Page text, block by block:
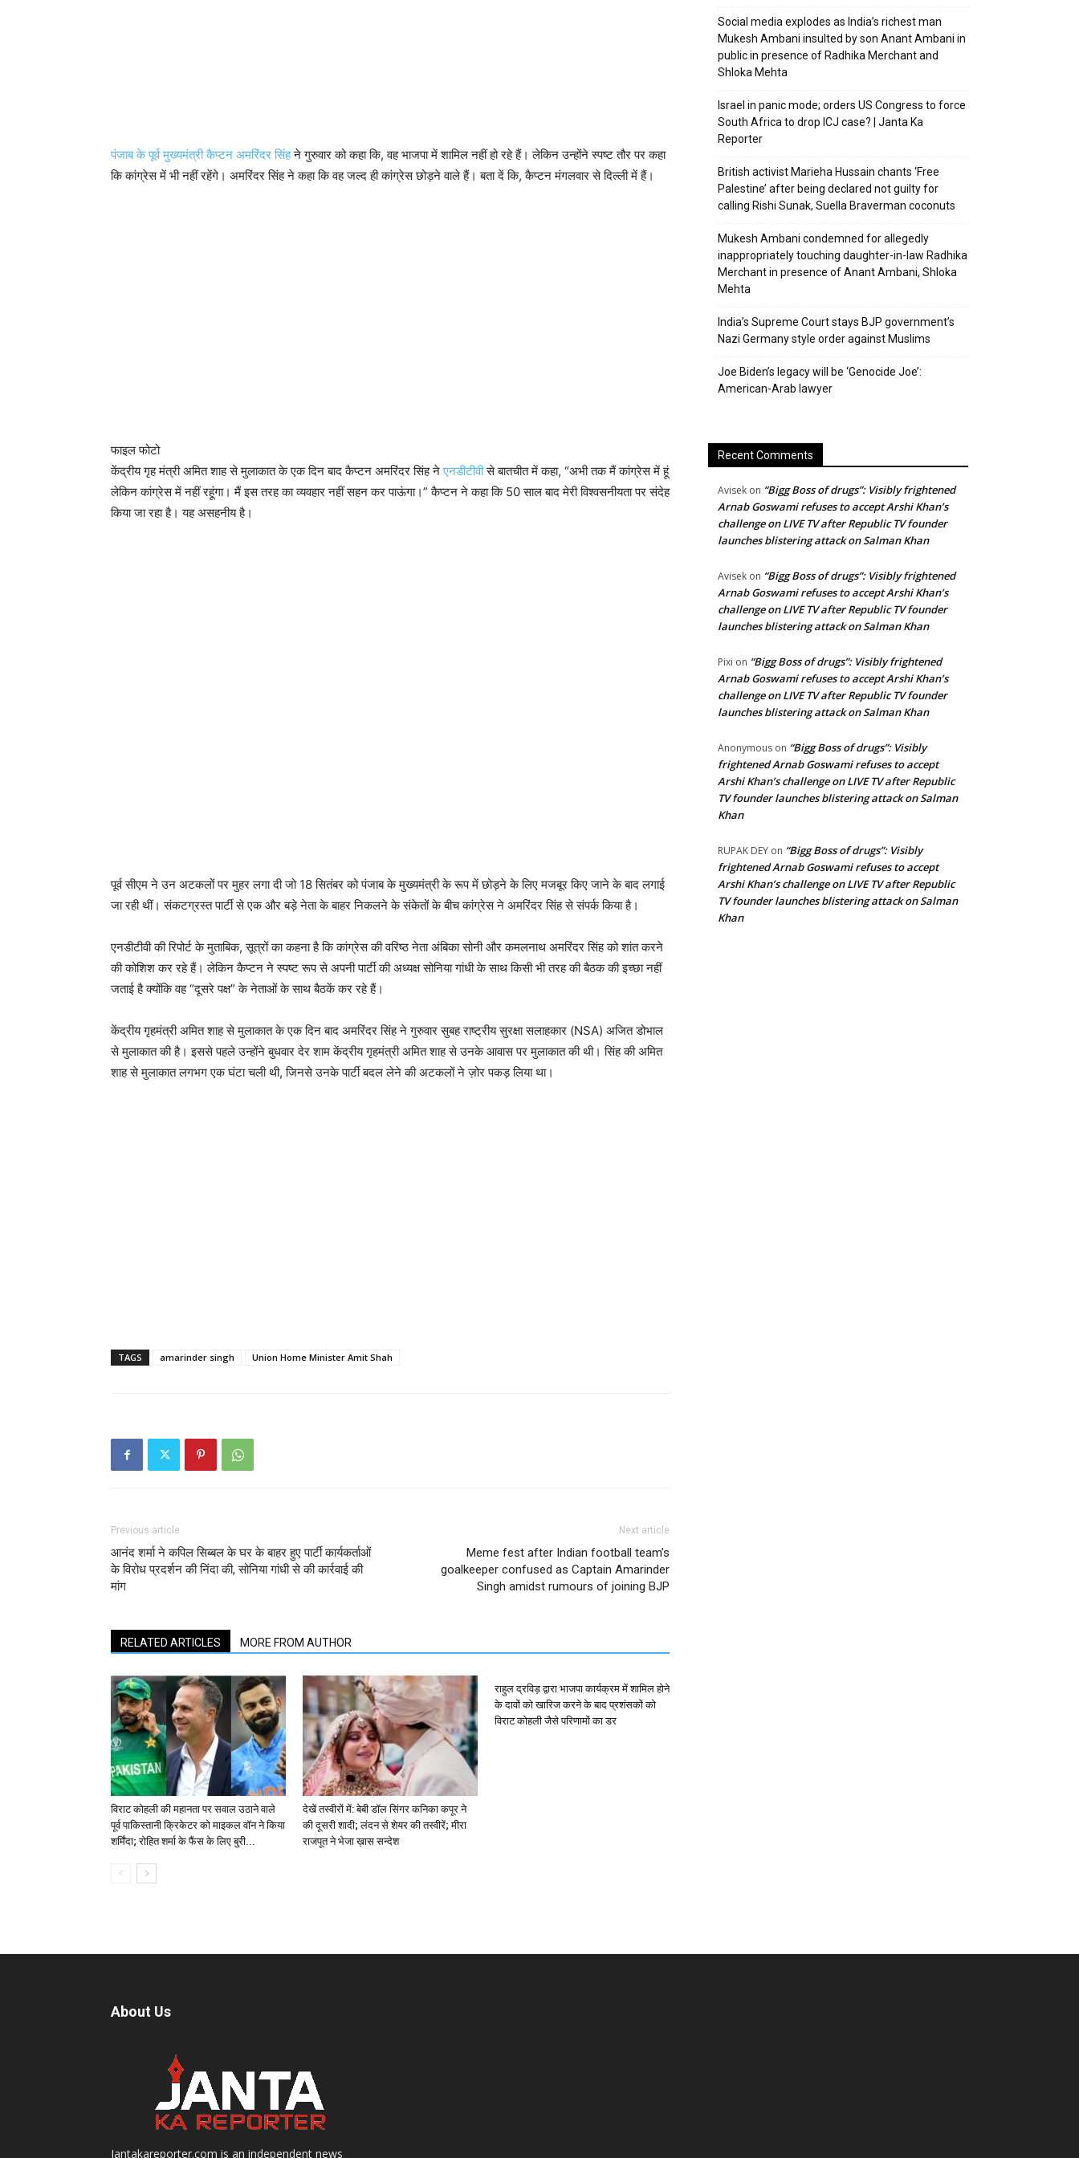
पंजाब के पूर्व मुख्यमंत्री कैप्टन अमरिंदर सिंहने गुरुवार को कहा कि, वह भाजपा में शामिल नहीं हो रहे हैं। लेकिन उन्होंने स्पष्ट तौर पर कहा
कि कांग्रेस में भी नहीं रहेंगे। अमरिंदर सिंह ने कहा कि वह जल्द ही कांग्रेस छोड़ने वाले हैं। बता दें कि, कैप्टन मंगलवार से दिल्ली में हैं।
फाइल फोटो
केंद्रीय गृह मंत्री अमित शाह से मुलाकात के एक दिन बाद कैप्टन अमरिंदर सिंह नेएनडीटीवीसे बातचीत में कहा, “अभी तक मैं कांग्रेस में हूं
लेकिन कांग्रेस में नहीं रहूंगा। मैं इस तरह का व्यवहार नहीं सहन कर पाऊंगा।” कैप्टन ने कहा कि 50 साल बाद मेरी विश्वसनीयता पर संदेह
किया जा रहा है। यह असहनीय है।
पूर्व सीएम ने उन अटकलों पर मुहर लगा दी जो 18 सितंबर को पंजाब के मुख्यमंत्री के रूप में छोड़ने के लिए मजबूर किए जाने के बाद लगाई
जा रही थीं। संकटग्रस्त पार्टी से एक और बड़े नेता के बाहर निकलने के संकेतों के बीच कांग्रेस ने अमरिंदर सिंह से संपर्क किया है।
एनडीटीवी की रिपोर्ट के मुताबिक, सूत्रों का कहना है कि कांग्रेस की वरिष्ठ नेता अंबिका सोनी और कमलनाथ अमरिंदर सिंह को शांत करने
की कोशिश कर रहे हैं। लेकिन कैप्टन ने स्पष्ट रूप से अपनी पार्टी की अध्यक्ष सोनिया गांधी के साथ किसी भी तरह की बैठक की इच्छा नहीं
जताई है क्योंकि वह “दूसरे पक्ष” के नेताओं के साथ बैठकें कर रहे हैं।
केंद्रीय गृहमंत्री अमित शाह से मुलाकात के एक दिन बाद अमरिंदर सिंह ने गुरुवार सुबह राष्ट्रीय सुरक्षा सलाहकार (NSA) अजित डोभाल
से मुलाकात की है। इससे पहले उन्होंने बुधवार देर शाम केंद्रीय गृहमंत्री अमित शाह से उनके आवास पर मुलाकात की थी। सिंह की अमित
शाह से मुलाकात लगभग एक घंटा चली थी, जिनसे उनके पार्टी बदल लेने की अटकलों ने ज़ोर पकड़ लिया था।
TAGS amarinder singh Union Home Minister Amit Shah
Previous article
आनंद शर्मा ने कपिल सिब्बल के घर के बाहर हुए पार्टी कार्यकर्ताओं
के विरोध प्रदर्शन की निंदा की, सोनिया गांधी से की कार्रवाई की
मांग
Next article
Meme fest after Indian football team’s
goalkeeper confused as Captain Amarinder
Singh amidst rumours of joining BJP
RELATED ARTICLES MORE FROM AUTHOR
विराट कोहली की महानता पर सवाल उठाने वाले
पूर्व पाकिस्तानी क्रिकेटर को माइकल वॉन ने किया
शर्मिंदा; रोहित शर्मा के फैंस के लिए बुरी...
देखें तस्वीरों में: बेबी डॉल सिंगर कनिका कपूर ने
की दूसरी शादी; लंदन से शेयर की तस्वीरें; मीरा
राजपूत ने भेजा ख़ास सन्देश
राहुल द्रविड़ द्वारा भाजपा कार्यक्रम में शामिल होने
के दावों को खारिज करने के बाद प्रशंसकों को
विराट कोहली जैसे परिणामों का डर
Social media explodes as India’s richest man
Mukesh Ambani insulted by son Anant Ambani in
public in presence of Radhika Merchant and
Shloka Mehta
Israel in panic mode; orders US Congress to force
South Africa to drop ICJ case? | Janta Ka
Reporter
British activist Marieha Hussain chants ‘Free
Palestine’ after being declared not guilty for
calling Rishi Sunak, Suella Braverman coconuts
Mukesh Ambani condemned for allegedly
inappropriately touching daughter-in-law Radhika
Merchant in presence of Anant Ambani, Shloka
Mehta
India’s Supreme Court stays BJP government’s
Nazi Germany style order against Muslims
Joe Biden’s legacy will be ‘Genocide Joe’:
American-Arab lawyer
Recent Comments
Avisek on “Bigg Boss of drugs”: Visibly frightened
Arnab Goswami refuses to accept Arshi Khan’s
challenge on LIVE TV after Republic TV founder
launches blistering attack on Salman Khan
Avisek on “Bigg Boss of drugs”: Visibly frightened
Arnab Goswami refuses to accept Arshi Khan’s
challenge on LIVE TV after Republic TV founder
launches blistering attack on Salman Khan
Pixi on “Bigg Boss of drugs”: Visibly frightened
Arnab Goswami refuses to accept Arshi Khan’s
challenge on LIVE TV after Republic TV founder
launches blistering attack on Salman Khan
Anonymous on “Bigg Boss of drugs”: Visibly
frightened Arnab Goswami refuses to accept
Arshi Khan’s challenge on LIVE TV after Republic
TV founder launches blistering attack on Salman
Khan
RUPAK DEY on “Bigg Boss of drugs”: Visibly
frightened Arnab Goswami refuses to accept
Arshi Khan’s challenge on LIVE TV after Republic
TV founder launches blistering attack on Salman
Khan
About Us
Jantakareporter.com is an independent news